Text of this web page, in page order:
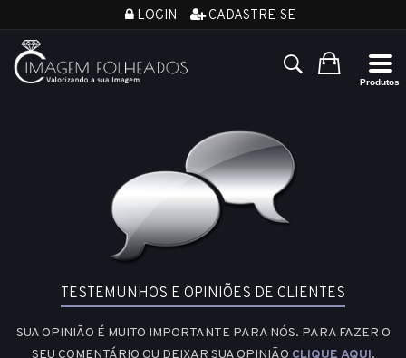
LOGIN CADASTRE-SE
TESTEMUNHOS E OPINIÕES DE CLIENTES
SUA OPINIÃO É MUITO IMPORTANTE PARA NÓS. PARA FAZER O
SEU COMENTÁRIO OU DEIXAR SUA OPINIÃO CLIQUE AQUI.